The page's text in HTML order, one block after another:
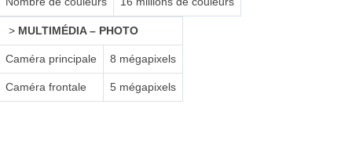
> MULTIMÉDIA – PHOTO
Caméra principale 8 mégapixels
Caméra frontale 5 mégapixels